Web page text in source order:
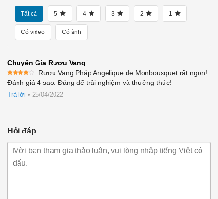
Tất cả 5 4 3 2 1
Có video Có ảnh
Chuyên Gia Rượu Vang
Được
xếp
hạng4
5 sao
Rượu Vang Pháp Angelique de Monbousquet rất ngon!
Đánh giá 4 sao. Đáng để trải nghiệm và thưởng thức!
Trả lời • 25/04/2022
Hỏi đáp